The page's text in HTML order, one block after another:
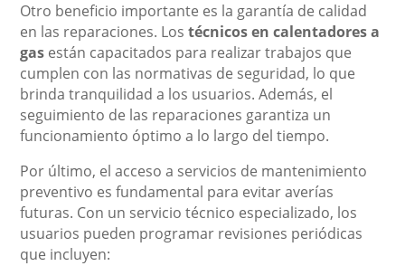
Otro beneficio importante es la garantía de calidad
en las reparaciones. Lostécnicos en calentadores a
gas están capacitados para realizar trabajos que
cumplen con las normativas de seguridad, lo que
brinda tranquilidad a los usuarios. Además, el
seguimiento de las reparaciones garantiza un
funcionamiento óptimo a lo largo del tiempo.
Por último, el acceso a servicios de mantenimiento
preventivo es fundamental para evitar averías
futuras. Con un servicio técnico especializado, los
usuarios pueden programar revisiones periódicas
que incluyen: